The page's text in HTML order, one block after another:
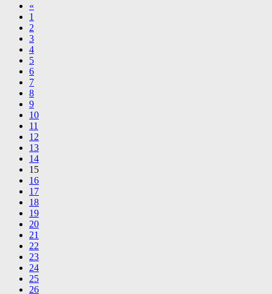
«
1
2
3
4
5
6
7
8
9
10
11
12
13
14
15
16
17
18
19
20
21
22
23
24
25
26